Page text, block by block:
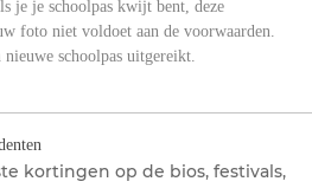
je je schoolpas kwijt bent, deze
foto niet voldoet aan de voorwaarden.
schoolpas uitgereikt.
kortingen op de bios, festivals,